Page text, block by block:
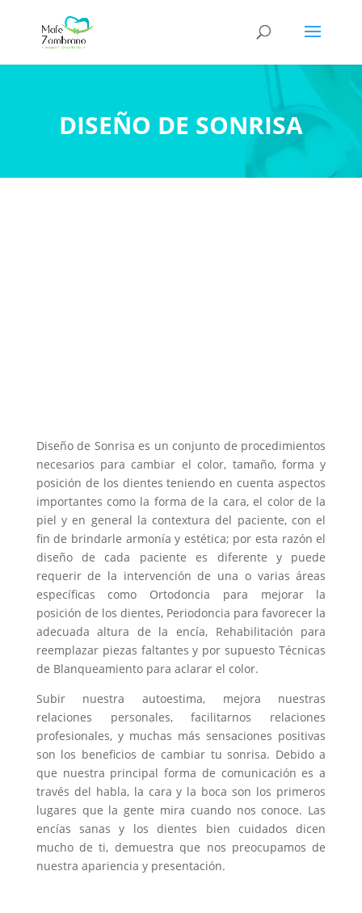
DISEÑO DE SONRISA
Diseño de Sonrisa es un conjunto de procedimientos
necesarios para cambiar el color, tamaño, forma y
posición de los dientes teniendo en cuenta aspectos
importantes como la forma de la cara, el color de la
piel y en general la contextura del paciente, con el
fin de brindarle armonía y estética; por esta razón el
diseño de cada paciente es diferente y puede
requerir de la intervención de una o varias áreas
específicas como Ortodoncia para mejorar la
posición de los dientes, Periodoncia para favorecer la
adecuada altura de la encía, Rehabilitación para
reemplazar piezas faltantes y por supuesto Técnicas
de Blanqueamiento para aclarar el color.
Subir nuestra autoestima, mejora nuestras
relaciones personales, facilitarnos relaciones
profesionales, y muchas más sensaciones positivas
son los beneficios de cambiar tu sonrisa. Debido a
que nuestra principal forma de comunicación es a
través del habla, la cara y la boca son los primeros
lugares que la gente mira cuando nos conoce. Las
encías sanas y los dientes bien cuidados dicen
mucho de ti, demuestra que nos preocupamos de
nuestra apariencia y presentación.